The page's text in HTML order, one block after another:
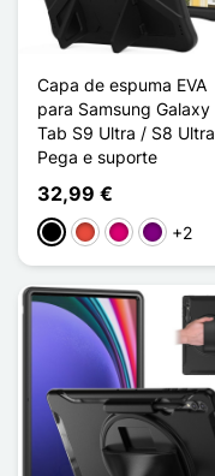
Capa de espuma EVA
para Samsung Galaxy
Tab S9 Ultra / S8 Ultra
Pega e suporte
32,99 €
PretoVermelho
Magenta
Púrpura
+2